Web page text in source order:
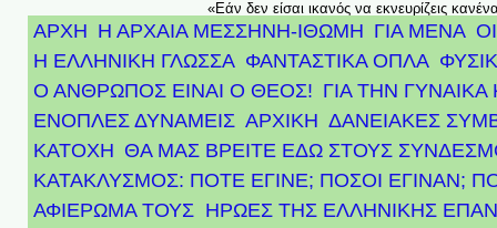
«Εάν δεν είσαι ικανός να εκνευρίζεις
ΑΡΧΗ Η ΑΡΧΑΙΑ ΜΕΣΣΗΝΗ-ΙΘΩΜΗ ΓΙΑ ΜΕΝΑ
Η ΕΛΛΗΝΙΚΗ ΓΛΩΣΣΑ ΦΑΝΤΑΣΤΙΚΑ ΟΠΛΑ
Ο ΑΝΘΡΩΠΟΣ ΕΙΝΑΙ Ο ΘΕΟΣ! ΓΙΑ ΤΗΝ ΓΥΝΑΙΚΑ
ΕΝΟΠΛΕΣ ΔΥΝΑΜΕΙΣ ΑΡΧΙΚΉ ΔΑΝΕΙΑΚΕΣ
ΚΑΤΟΧΗ ΘΑ ΜΑΣ ΒΡΕΙΤΕ ΕΔΩ ΣΤΟΥΣ
ΚΑΤΑΚΛΥΣΜΟΣ: ΠΟΤΕ ΕΓΙΝΕ; ΠΟΣΟΙ ΕΓΙΝΑΝ;
ΑΦΙΈΡΩΜΑ ΤΟΥΣ ΉΡΩΕΣ ΤΗΣ ΕΛΛΗΝΙΚΉΣ